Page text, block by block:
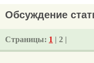
Обсуждение
Страницы: 1 | 2 |